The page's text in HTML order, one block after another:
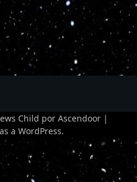
Child por Ascendoor |
a WordPress.
Accelerator
for people and search engines.